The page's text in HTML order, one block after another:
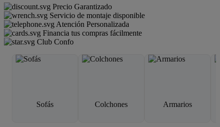
Precio Garantizado
Servicio de montaje disponible
Atención Personalizada
Financia tus compras fácilmente
Club Confo
Sofás Colchones Armarios